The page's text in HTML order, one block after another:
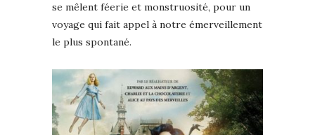
se mêlent féerie et monstruosité, pour un
voyage qui fait appel à notre émerveillement
le plus spontané.